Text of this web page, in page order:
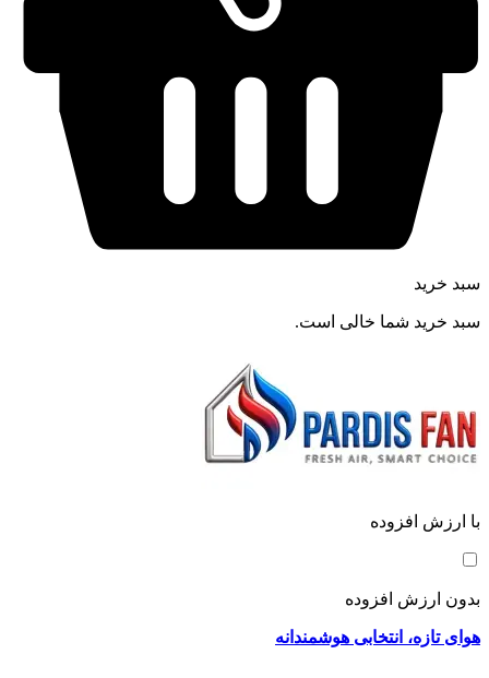
سبد خرید
سبد خرید شما خالی است.
با ارزش افزوده
بدون ارزش افزوده
هوای تازه، انتخابی هوشمندانه